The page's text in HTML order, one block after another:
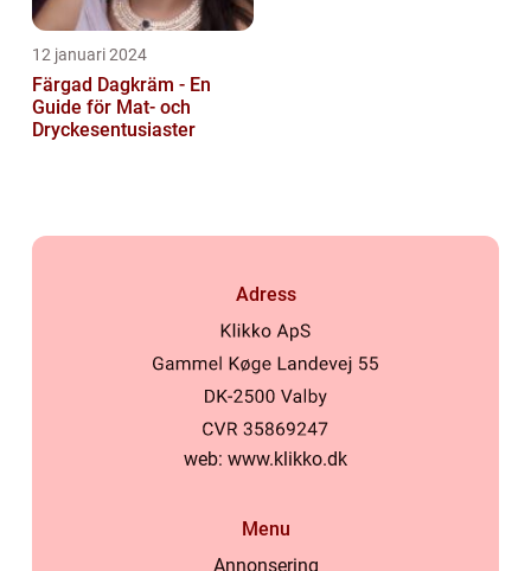
12 januari 2024
Färgad Dagkräm - En
Guide för Mat- och
Dryckesentusiaster
Adress
web: www.klikko.dk
Menu
Annonsering